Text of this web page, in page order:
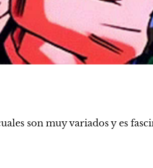
son muy variados y es